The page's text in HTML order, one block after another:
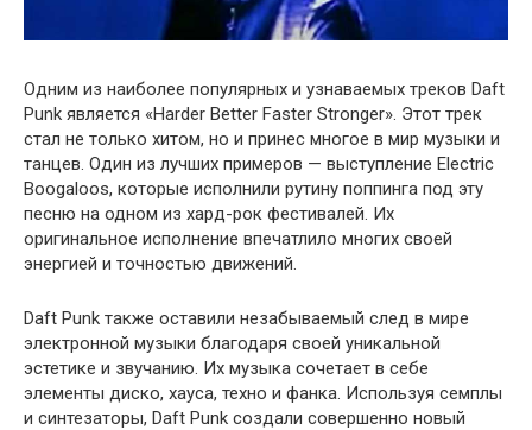
Одним из наиболее популярных и узнаваемых треков Daft
Punk является «Harder Better Faster Stronger». Этот трек
стал не только хитом, но и принес многое в мир музыки и
танцев. Один из лучших примеров — выступление Electric
Boogaloos, которые исполнили рутину поппинга под эту
песню на одном из хард-рок фестивалей. Их
оригинальное исполнение впечатлило многих своей
энергией и точностью движений.
Daft Punk также оставили незабываемый след в мире
электронной музыки благодаря своей уникальной
эстетике и звучанию. Их музыка сочетает в себе
элементы диско, хауса, техно и фанка. Используя семплы
и синтезаторы, Daft Punk создали совершенно новый